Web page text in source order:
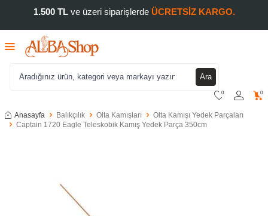
1.500 TLve üzeri siparişlerde ÜCRETSİZ KARGO.
Ara
0 0
Anasayfa Balıkçılık Olta Kamışları
Olta Kamışı Yedek Parçaları
Captain 1720 Eagle Teleskobik Kamış Yedek Parça 350cm